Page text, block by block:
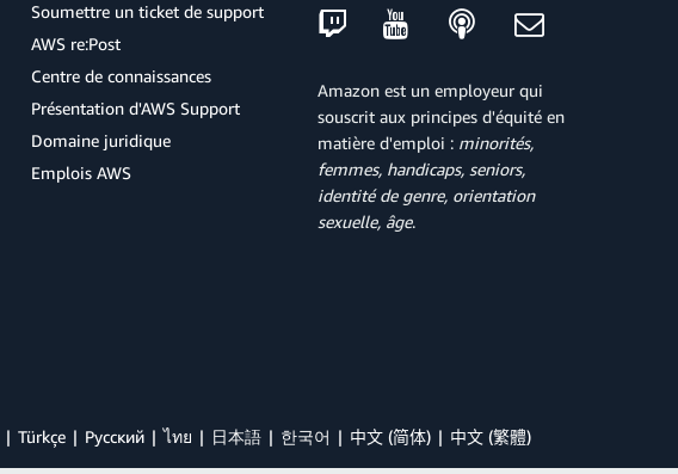
Soumettre un ticket de support
AWS re:Post
Centre de connaissances
Présentation d'AWS Support
Domaine juridique
Emplois AWS
Amazon est un employeur qui
souscrit aux principes d'équité en
matière d'emploi : minorités,
femmes, handicaps, seniors,
identité de genre, orientation
sexuelle, âge.
Türkçe Ρусский ไทย 日本語 한국어 中文 (简体) 中文 (繁體)